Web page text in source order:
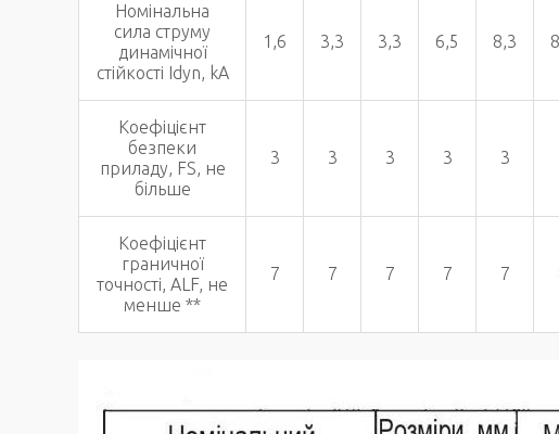
Номінальна
сила струму
динамічної
стійкості Idyn, kA
1,6 3,3 3,3 6,5 8,3
Коефіцієнт
безпеки
приладу, FS, не
більше
3 3 3 3 3
Коефіцієнт
граничної
точності, ALF, не
менше **
7 7 7 7 7